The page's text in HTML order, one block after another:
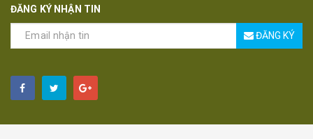
ĐĂNG KÝ NHẬN TIN
ĐĂNG KÝ